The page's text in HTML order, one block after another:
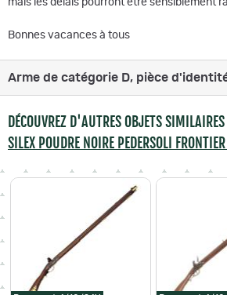
Bonnes vacances à tous
Arme de catégorie D, pièce
DÉCOUVREZ D'AUTRES OBJETS
SILEX POUDRE NOIRE PEDERSOLI